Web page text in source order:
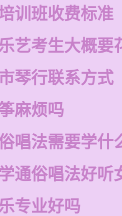
训班收费标准
艺考生大概要
琴行联系方式
麻烦吗
唱法需要学什
通俗唱法好听
专业好吗